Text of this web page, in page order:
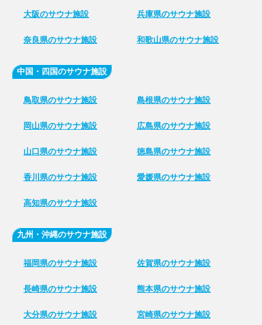
大阪のサウナ施設 兵庫県のサウナ施設
奈良県のサウナ施設 和歌山県のサウナ施設
中国・四国のサウナ施設
鳥取県のサウナ施設 島根県のサウナ施設
岡山県のサウナ施設 広島県のサウナ施設
山口県のサウナ施設 徳島県のサウナ施設
香川県のサウナ施設 愛媛県のサウナ施設
高知県のサウナ施設
九州・沖縄のサウナ施設
福岡県のサウナ施設 佐賀県のサウナ施設
長崎県のサウナ施設 熊本県のサウナ施設
大分県のサウナ施設 宮崎県のサウナ施設